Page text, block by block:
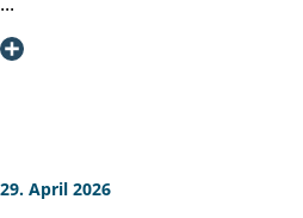
wurde mir Mut gemacht und ich
gelassen gefühlt.
kompetent. Man merkt einfach,
29. April 2026